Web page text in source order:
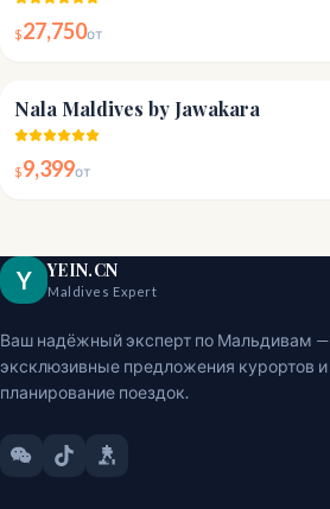
$27,750от
Nala Maldives by Jawakara
$9,399от
Y YEIN.CN
Maldives Expert
Ваш надёжный эксперт по Мальдивам —
эксклюзивные предложения курортов
планирование поездок.